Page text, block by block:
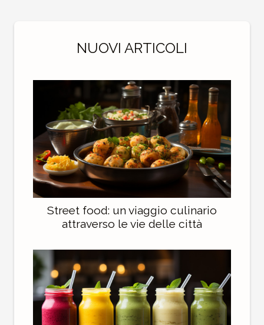
NUOVI ARTICOLI
Street food: un viaggio culinario
attraverso le vie delle città